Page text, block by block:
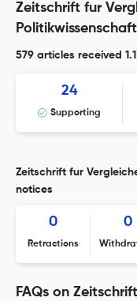
Zeitschrift fur
579 articles received
24
Supporting
Zeitschrift fur
notices
0
Retractions
0
FAQs on